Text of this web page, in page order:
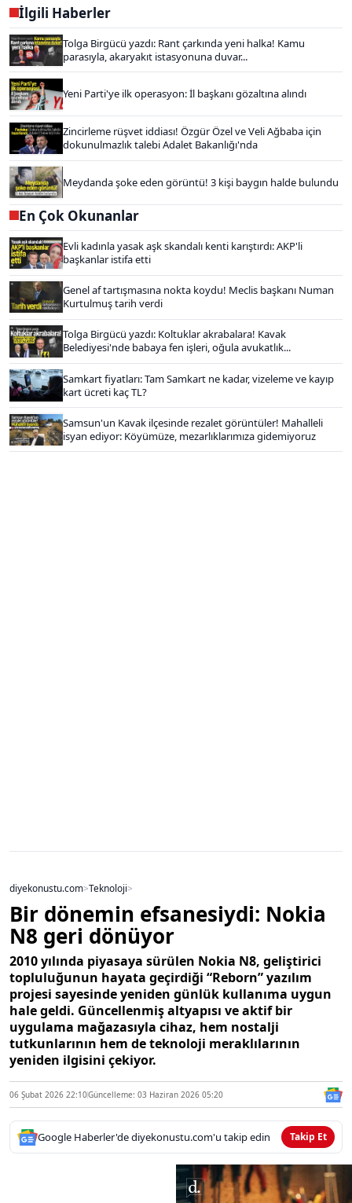
İlgili Haberler
Tolga Birgücü yazdı: Rant çarkında yeni halka! Kamu
parasıyla, akaryakıt istasyonuna duvar...
Yeni Parti'ye ilk operasyon: İl başkanı gözaltına alındı
Zincirleme rüşvet iddiası! Özgür Özel ve Veli Ağbaba için
dokunulmazlık talebi Adalet Bakanlığı'nda
Meydanda şoke eden görüntü! 3 kişi baygın halde bulundu
En Çok Okunanlar
Evli kadınla yasak aşk skandalı kenti karıştırdı: AKP'li
başkanlar istifa etti
Genel af tartışmasına nokta koydu! Meclis başkanı Numan
Kurtulmuş tarih verdi
Tolga Birgücü yazdı: Koltuklar akrabalara! Kavak
Belediyesi'nde babaya fen işleri, oğula avukatlık...
Samkart fiyatları: Tam Samkart ne kadar, vizeleme ve kayıp
kart ücreti kaç TL?
Samsun'un Kavak ilçesinde rezalet görüntüler! Mahalleli
isyan ediyor: Köyümüze, mezarlıklarımıza gidemiyoruz
diyekonustu.com>Teknoloji>
Bir dönemin efsanesiydi: Nokia
N8 geri dönüyor
2010 yılında piyasaya sürülen Nokia N8, geliştirici
topluluğunun hayata geçirdiği “Reborn” yazılım
projesi sayesinde yeniden günlük kullanıma uygun
hale geldi. Güncellenmiş altyapısı ve aktif bir
uygulama mağazasıyla cihaz, hem nostalji
tutkunlarının hem de teknoloji meraklılarının
yeniden ilgisini çekiyor.
06 Şubat 2026 22:10Güncelleme: 03 Haziran 2026 05:20
Google Haberler'de diyekonustu.com'u takip edin Takip Et